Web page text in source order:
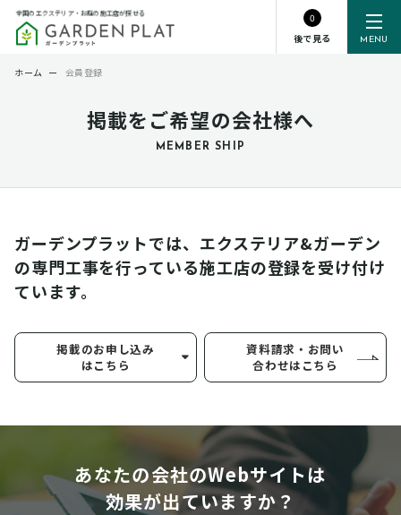
MENU
全国のエクステリア・お庭の施工店が探せる
0
後で見る
掲載をご希望の会社様へ
MEMBER SHIP
ホーム ー 会員登録
ガーデンプラットでは、エクステリア&ガーデン
の専門工事を行っている施工店の登録を受け付け
ています。
掲載のお申し込み
はこちら
資料請求・お問い
合わせはこちら
あなたの会社のWebサイトは
効果が出ていますか？